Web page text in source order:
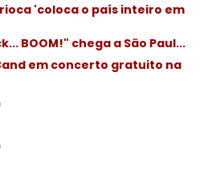
'coloca o país inteiro em
BOOM!" chega a São Paul...
em concerto gratuito na